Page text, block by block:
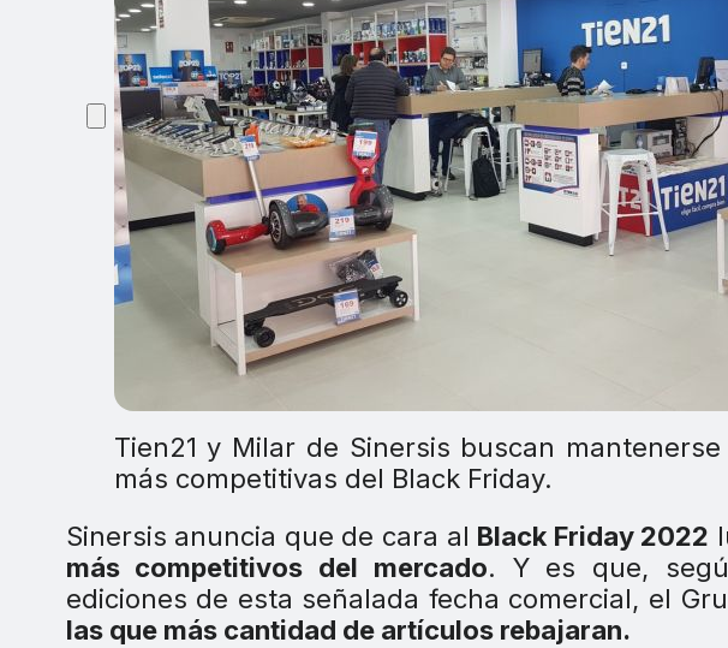
Tien21 y Milar de Sinersis buscan
más competitivas del Black Friday.
Sinersis anuncia que de cara al Black Friday 2022
más competitivos del mercado. Y es que,
ediciones de esta señalada fecha comercial, el
las que más cantidad de artículos rebajaran.